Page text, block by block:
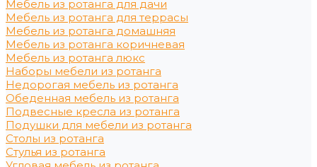
Мебель из ротанга для дачи
Мебель из ротанга для террасы
Мебель из ротанга домашняя
Мебель из ротанга коричневая
Мебель из ротанга люкс
Наборы мебели из ротанга
Недорогая мебель из ротанга
Обеденная мебель из ротанга
Подвесные кресла из ротанга
Подушки для мебели из ротанга
Столы из ротанга
Стулья из ротанга